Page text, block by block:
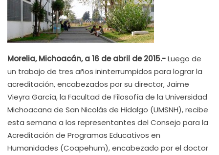
Morelia, Michoacán, a 16 de abril de 2015.-Luego de
un trabajo de tres años ininterrumpidos para lograr la
acreditación, encabezados por su director, Jaime
Vieyra García, la Facultad de Filosofía de la Universidad
Michoacana de San Nicolás de Hidalgo (UMSNH), recibe
esta semana a los representantes del Consejo para la
Acreditación de Programas Educativos en
Humanidades (Coapehum), encabezado por el doctor